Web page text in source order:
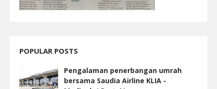
POPULAR POSTS
Pengalaman penerbangan umrah
bersama Saudia Airline KLIA -